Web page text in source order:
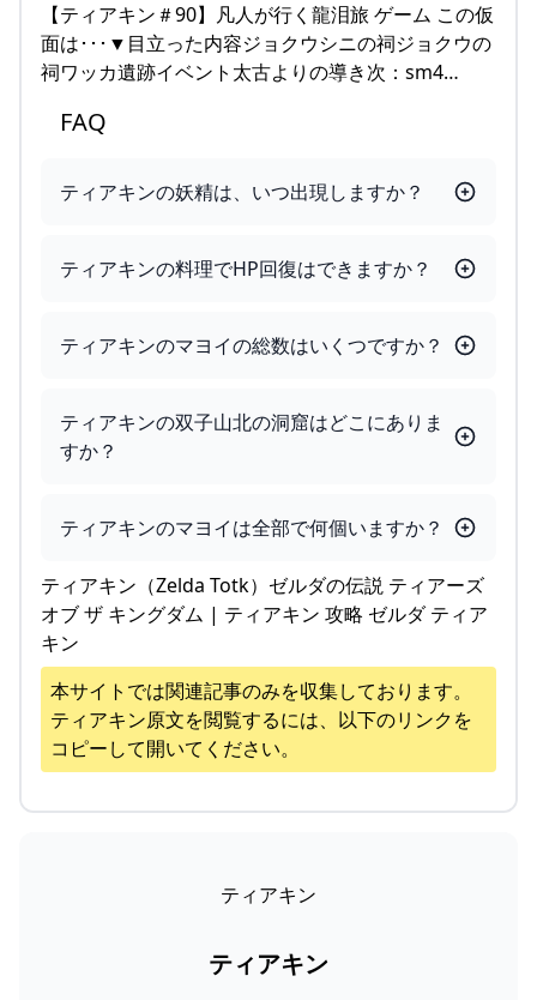
【ティアキン＃90】凡人が行く龍泪旅 ゲーム この仮
面は･･･▼目立った内容ジョクウシニの祠ジョクウの
祠ワッカ遺跡イベント太古よりの導き次：sm4…
FAQ
ティアキンの妖精は、いつ出現しますか？
ティアキンの料理でHP回復はできますか？
ティアキンのマヨイの総数はいくつですか？
ティアキンの双子山北の洞窟はどこにありま
すか？
ティアキンのマヨイは全部で何個いますか？
ティアキン（Zelda Totk）ゼルダの伝説 ティアーズ
オブ ザ キングダム | ティアキン 攻略 ゼルダ ティア
キン
本サイトでは関連記事のみを収集しております。
ティアキン原文を閲覧するには、以下のリンクを
コピーして開いてください。
ティアキン
ティアキン